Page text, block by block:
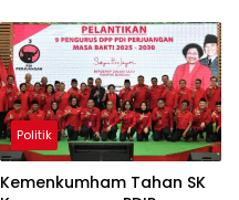
Politik
Kemenkumham Tahan SK